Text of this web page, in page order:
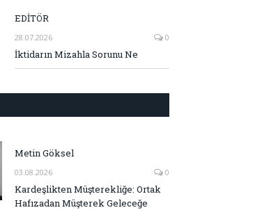
EDİTÖR
28.07.2026 0
İktidarın Mizahla Sorunu Ne
Metin Göksel
03.08.2026 0
Kardeşlikten Müşterekliğe: Ortak
Hafızadan Müşterek Geleceğe